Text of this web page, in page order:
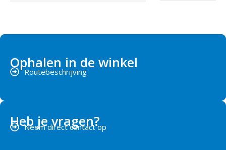
Ophalen in de winkel
Routebeschrijving
Heb je vragen?
Neem direct contact op